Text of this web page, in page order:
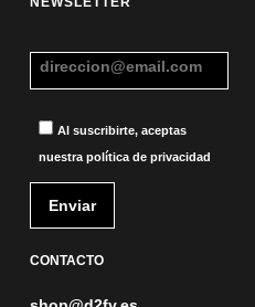
Al suscribirte, aceptas
nuestra política de privacidad
CONTACTO